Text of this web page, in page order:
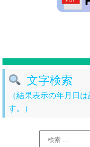
文字検索
（結果表示の年月日
す。）